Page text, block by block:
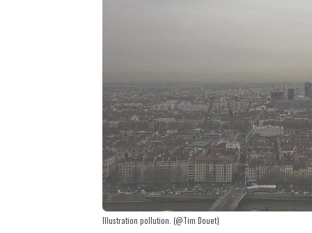
Illustration pollution. (@Tim Douet)